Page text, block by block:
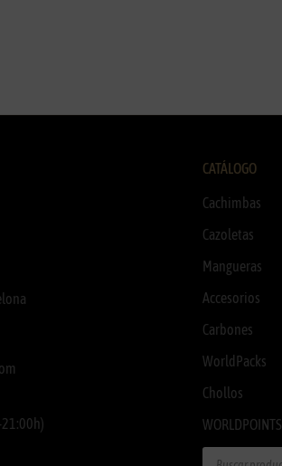
CATÁLOGO
Cachimbas
Cazoletas
Mangueras
Accesorios
Carbones
WorldPacks
Chollos
WORLDPOINTS